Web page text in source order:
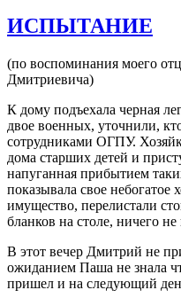
ИСПЫТАНИЕ
(по воспоминания моего
Дмитриевича)
К дому подъехала черная
двое военных, уточнили,
сотрудниками ОГПУ.
дома старших детей и
напуганная прибытием
показывала свое небогатое
имущество, перелистали
бланков на столе, ничего не
В этот вечер Дмитрий не
ожиданием Паша не знала
пришел и на следующий